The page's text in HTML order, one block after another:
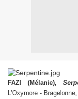
FAZI (Mélanie),
L’Oxymore -